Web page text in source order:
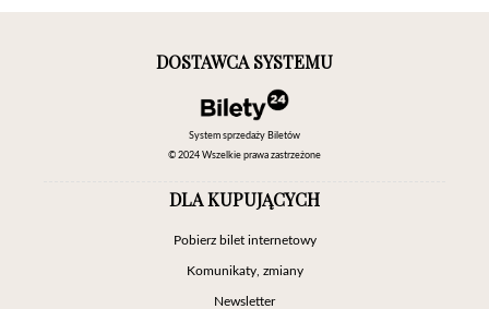
DOSTAWCA SYSTEMU
System sprzedaży Biletów
© 2024 Wszelkie prawa zastrzeżone
DLA KUPUJĄCYCH
Pobierz bilet internetowy
Komunikaty, zmiany
Newsletter